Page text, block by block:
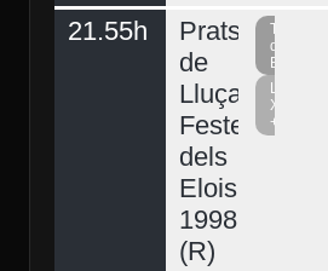
21.55h
Prats
de
Lluçanès,
Festes
dels
Elois
1998
(R)
Televisió
del
Berguedà
La
Xarxa
+